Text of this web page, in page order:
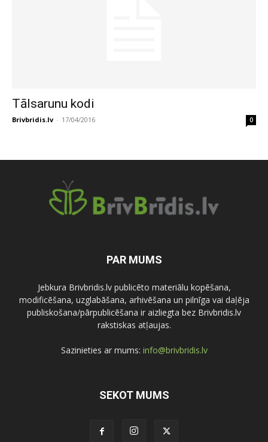
Tālsarunu kodi
Brivbridis.lv - 17/04/2016 0
PAR MUMS
Jebkura Brivbridis.lv publicēto materiālu kopēšana,
modificēšana, uzglabāšana, arhivēšana un pilnīga vai daļēja
publiskošana/pārpublicēšana ir aizliegta bez Brivbridis.lv
rakstiskas atļaujas.
Sazinieties ar mums: info@brivbridis.lv
SEKOT MUMS